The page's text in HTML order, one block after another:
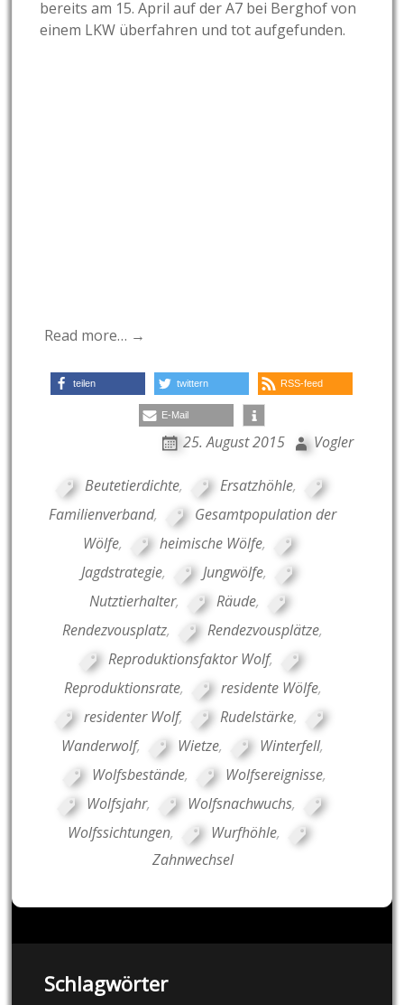
bereits am 15. April auf der A7 bei Berghof von
einem LKW überfahren und tot aufgefunden.
Read more… →
teilen twittern RSS-feed
E-Mail
25. August 2015 Vogler
Beutetierdichte, Ersatzhöhle,
Familienverband,
Gesamtpopulation der
Wölfe, heimische Wölfe,
Jagdstrategie, Jungwölfe,
Nutztierhalter, Räude,
Rendezvousplatz, Rendezvousplätze,
Reproduktionsfaktor Wolf,
Reproduktionsrate, residente Wölfe,
residenter Wolf, Rudelstärke,
Wanderwolf, Wietze, Winterfell,
Wolfsbestände, Wolfsereignisse,
Wolfsjahr, Wolfsnachwuchs,
Wolfssichtungen, Wurfhöhle,
Zahnwechsel
Schlagwörter